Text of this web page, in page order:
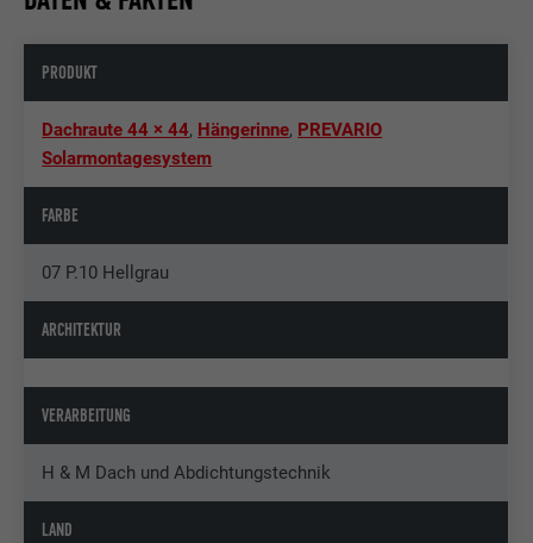
PRODUKT
Dachraute 44 × 44, Hängerinne, PREVARIO
Solarmontagesystem
FARBE
07 P.10 Hellgrau
ARCHITEKTUR
VERARBEITUNG
H & M Dach und Abdichtungstechnik
LAND